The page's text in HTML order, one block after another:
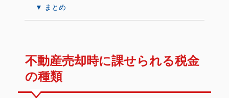
▼ まとめ
不動産売却時に課せられる税金
の種類